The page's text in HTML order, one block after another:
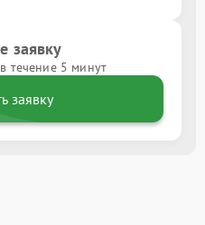
заявку
течение 5 минут
заявку